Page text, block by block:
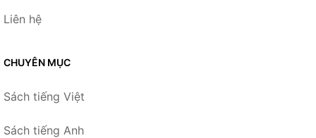
Liên hệ
CHUYÊN MỤC
Sách tiếng Việt
Sách tiếng Anh